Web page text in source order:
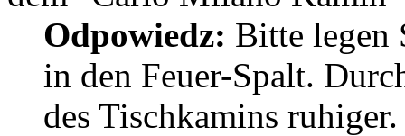
Odpowiedz: Bitte legen
in den Feuer-Spalt.
des Tischkamins ruhiger.